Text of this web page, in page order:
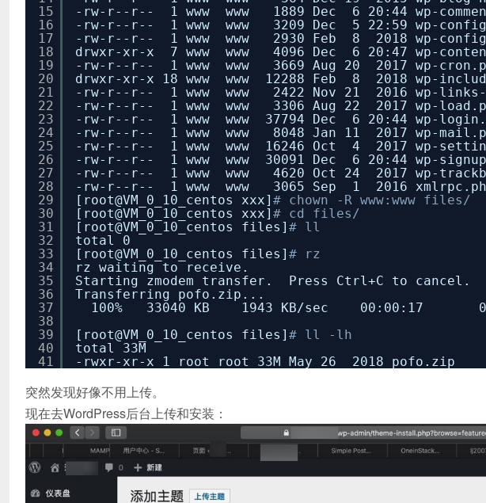
15
16
17
18
19
20
21
22
23
24
25
26
27
28
29
30
31
32
33
34
35
36
37
38
39
40
41
-rw-r--r-- 1 www www 1889 Dec 6 20:44 wp-
-rw-r--r-- 1 www www 3209 Dec 5 22:59 wp-
-rw-r--r-- 1 www www 2930 Feb 8 2018 wp-config-
drwxr-xr-x 7 www www 4096 Dec 6 20:47 wp-
-rw-r--r-- 1 www www 3669 Aug 20 2017 wp-
drwxr-xr-x 18 www www 12288 Feb 8 2018 wp-
-rw-r--r-- 1 www www 2422 Nov 21 2016 wp-links-
-rw-r--r-- 1 www www 3306 Aug 22 2017 wp-
-rw-r--r-- 1 www www 37794 Dec 6 20:44 wp-
-rw-r--r-- 1 www www 8048 Jan 11 2017 wp-
-rw-r--r-- 1 www www 16246 Oct 4 2017 wp-
-rw-r--r-- 1 www www 30091 Dec 6 20:44 wp-
-rw-r--r-- 1 www www 4620 Oct 24 2017 wp-
-rw-r--r-- 1 www www 3065 Sep 1 2016
[root@VM_0_10_centos xxx] # chown -R www:www files/
[root@VM_0_10_centos xxx] # cd files/
[root@VM_0_10_centos files] # ll
total 0
[root@VM_0_10_centos files] # rz
rz waiting to receive.
Starting zmodem transfer. Press Ctrl+C to cancel.
Transferring pofo.zip...
100% 33040 KB 1943 KB/sec 00:00:17
[root@VM_0_10_centos files] # ll -lh
total 33M
-rwxr-xr-x 1 root root 33M May 26 2018 pofo.zip
突然发现好像不用上传。
现在去WordPress后台上传和安装：